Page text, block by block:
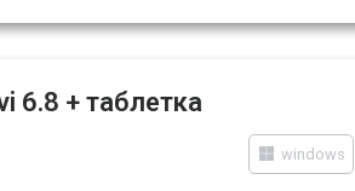
6.8 + таблетка
windows